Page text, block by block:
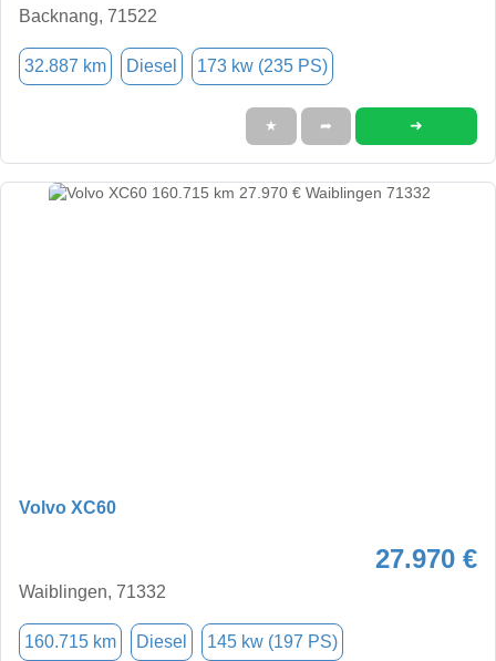
Backnang, 71522
32.887 km Diesel 173 kw (235 PS)
★ ➦ ➜
Volvo XC60
27.970 €
Waiblingen, 71332
160.715 km Diesel 145 kw (197 PS)